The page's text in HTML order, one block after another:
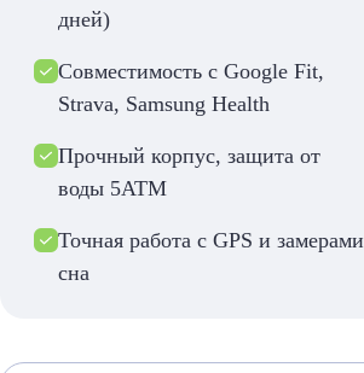
дней)
Совместимость с Google Fit,
Strava, Samsung Health
Прочный корпус, защита от
воды 5ATM
Точная работа с GPS и замерами
сна